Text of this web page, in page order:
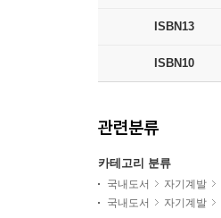
ISBN13
ISBN10
관련분류
카테고리 분류
국내도서 자기계발
국내도서
자기계발